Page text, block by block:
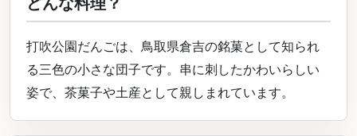
打吹公園だんごは、鳥取県倉吉の銘菓として知られ
る三色の小さな団子です。串に刺したかわいらしい
姿で、茶菓子や土産として親しまれています。